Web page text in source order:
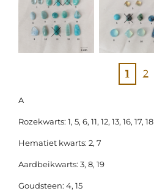
1 2
A
Rozekwarts: 1, 5, 6, 11, 12, 13, 16, 17, 18
Hematiet kwarts: 2, 7
Aardbeikwarts: 3, 8, 19
Goudsteen: 4, 15